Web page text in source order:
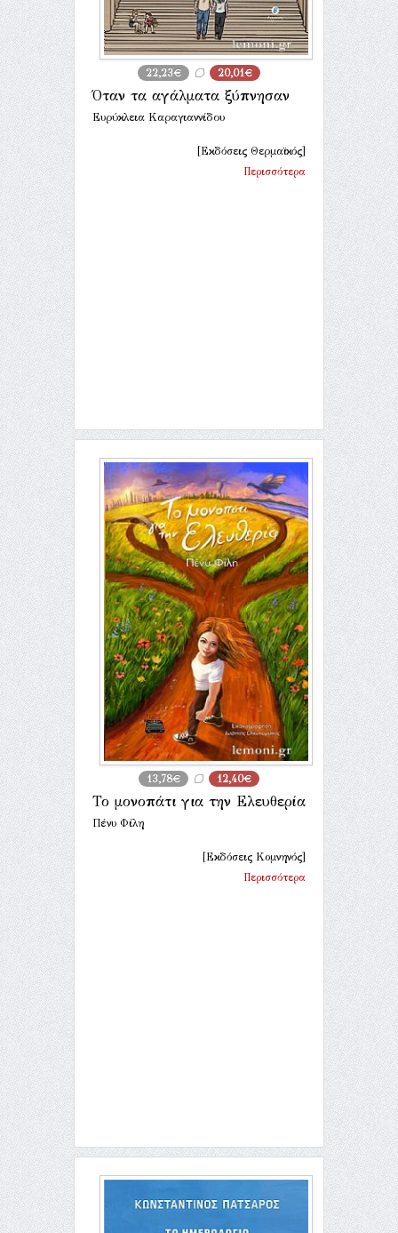
22,23€ 20,01€
Όταν τα αγάλματα ξύπνησαν
Ευρύκλεια Καραγιαννίδου
[Εκδόσεις Θερμαϊκός]
Περισσότερα
13,78€ 12,40€
Το μονοπάτι για την Ελευθερία
Πένυ Φίλη
[Εκδόσεις Κομνηνός]
Περισσότερα